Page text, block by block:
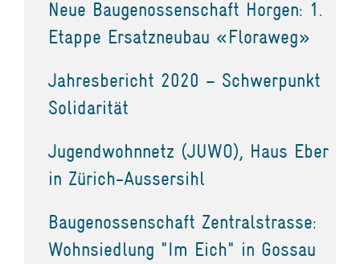
Neue Baugenossenschaft Horgen: 1.
Etappe Ersatzneubau «Floraweg»
Jahresbericht 2020 – Schwerpunkt
Solidarität
Jugendwohnnetz (JUWO), Haus Eber
in Zürich-Aussersihl
Baugenossenschaft Zentralstrasse:
Wohnsiedlung "Im Eich" in Gossau